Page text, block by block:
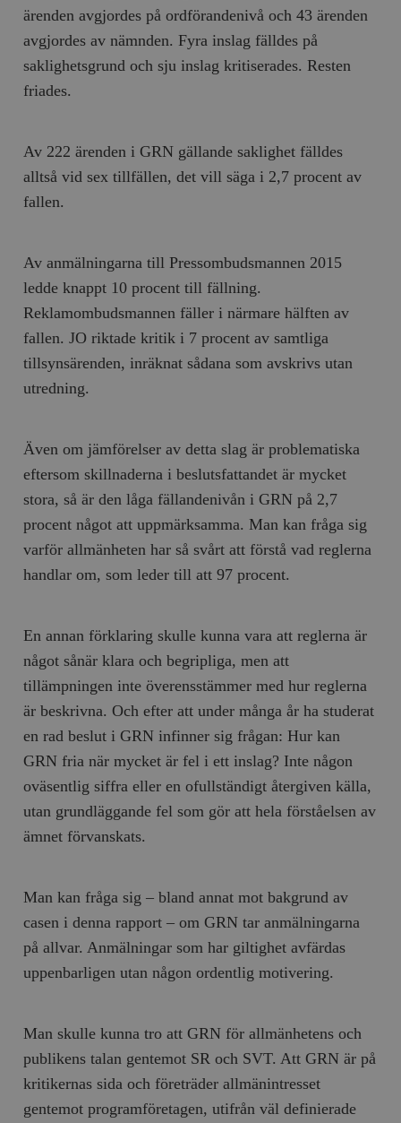
ärenden avgjordes på ordförandenivå och 43 ärenden
avgjordes av nämnden. Fyra inslag fälldes på
saklighetsgrund och sju inslag kritiserades. Resten
friades.
Av 222 ärenden i GRN gällande saklighet fälldes
alltså vid sex tillfällen, det vill säga i 2,7 procent av
fallen.
Av anmälningarna till Pressombudsmannen 2015
ledde knappt 10 procent till fällning.
Reklamombudsmannen fäller i närmare hälften av
fallen. JO riktade kritik i 7 procent av samtliga
tillsynsärenden, inräknat sådana som avskrivs utan
utredning.
Även om jämförelser av detta slag är problematiska
eftersom skillnaderna i beslutsfattandet är mycket
stora, så är den låga fällandenivån i GRN på 2,7
procent något att uppmärksamma. Man kan fråga sig
varför allmänheten har så svårt att förstå vad reglerna
handlar om, som leder till att 97 procent.
En annan förklaring skulle kunna vara att reglerna är
något sånär klara och begripliga, men att
tillämpningen inte överensstämmer med hur reglerna
är beskrivna. Och efter att under många år ha studerat
en rad beslut i GRN infinner sig frågan: Hur kan
GRN fria när mycket är fel i ett inslag? Inte någon
oväsentlig siffra eller en ofullständigt återgiven källa,
utan grundläggande fel som gör att hela förståelsen av
ämnet förvanskats.
Man kan fråga sig – bland annat mot bakgrund av
casen i denna rapport – om GRN tar anmälningarna
på allvar. Anmälningar som har giltighet avfärdas
uppenbarligen utan någon ordentlig motivering.
Man skulle kunna tro att GRN för allmänhetens och
publikens talan gentemot SR och SVT. Att GRN är på
kritikernas sida och företräder allmänintresset
gentemot programföretagen, utifrån väl definierade